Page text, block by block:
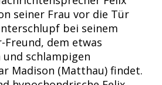
seiner Frau vor die Tür
bei seinem
Freund, dem etwas
schlampigen
Madison (Matthau) findet.